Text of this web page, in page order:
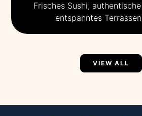
Frisches Sushi,
entspanntes
VIEW ALL